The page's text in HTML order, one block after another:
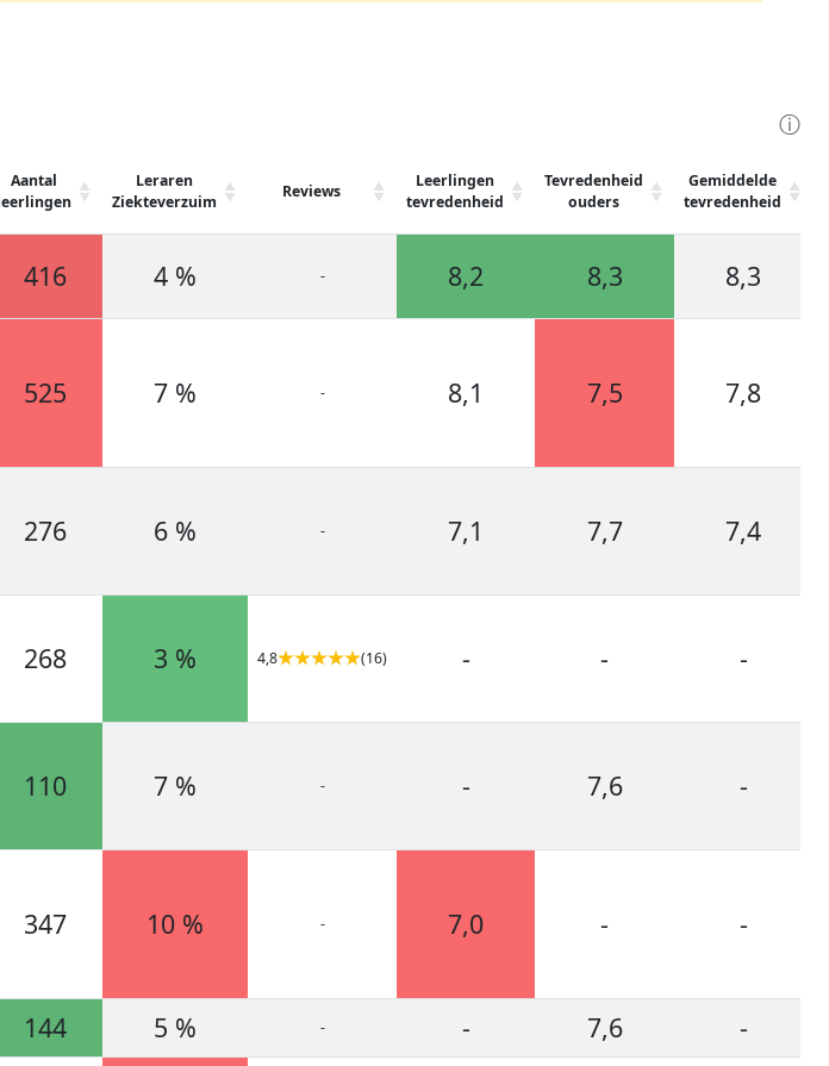
ⓘ
Aantal
Leraren
Ziekteverzuim
Reviews
Leerlingen
tevredenheid
Tevredenheid
ouders
Gemiddelde
tevredenheid
416 4 % - 8,2 8,3 8,3
525 7 % - 8,1 7,5 7,8
276 6 % - 7,1 7,7 7,4
268 3 % 4,8 (16) - - -
110 7 % - - 7,6 -
347 10 % - 7,0 - -
144 5 % - - 7,6 -